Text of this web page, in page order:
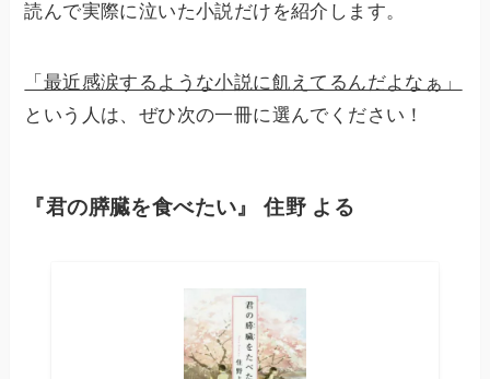
読んで実際に泣いた小説だけを紹介します。
「最近感涙するような小説に飢えてるんだよなぁ」
という人は、ぜひ次の一冊に選んでください！
『君の膵臓を食べたい』 住野 よる